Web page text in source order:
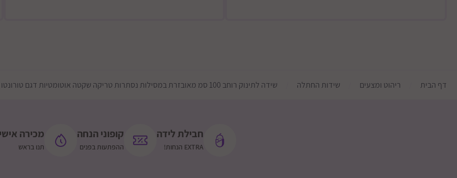
צפונית לירושלים- עד כביש 443 תוספת 200 שקלים: ישובים מרוחקים יותר (מצריך אישור ותאום טלפוני) דף הבית ריהוט ומצעים שידות החתלה שידה לתינוק רוחב 100 סמ מאובזרת במסילות נסתרות טריקה שקטה אוטומטיות דגם טורונטו
חבילת לידה
EXTRA הנחות!
קופוני הנחה
ההפתעות בפנים
מכירה
תנו בראש